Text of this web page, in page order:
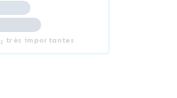
2 très importantes